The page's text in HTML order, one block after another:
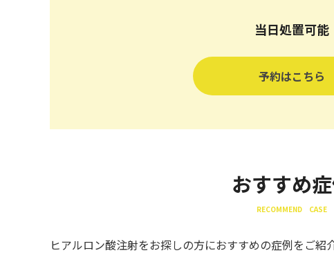
当日処置可能
予約はこちら
おすすめ
RECOMMEND CASE
ヒアルロン酸注射をお探しの方におすすめの症例をご紹